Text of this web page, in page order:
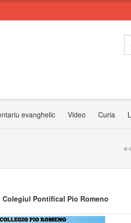
evanghelic Video Curia
e-
Pontifical Pio Romeno